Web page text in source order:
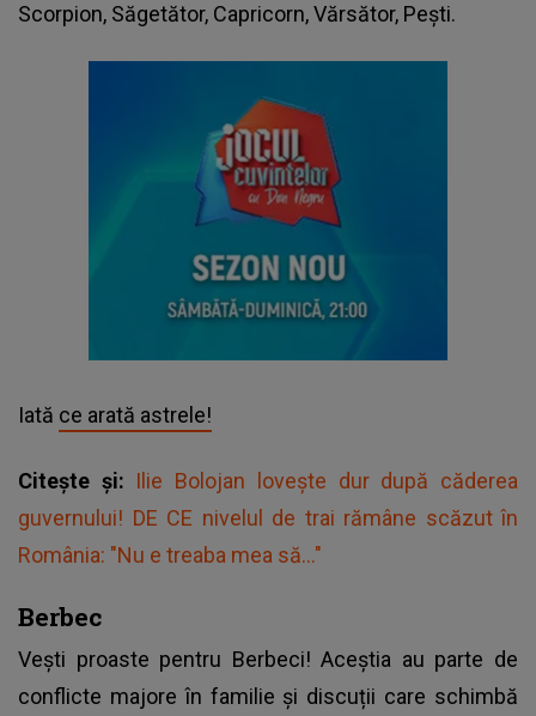
Scorpion, Săgetător, Capricorn, Vărsător, Pești.
Iată ce arată astrele!
Citește și: Ilie Bolojan lovește dur după căderea
guvernului! DE CE nivelul de trai rămâne scăzut în
România: "Nu e treaba mea să..."
Berbec
Vești proaste pentru Berbeci! Aceștia au parte de
conflicte majore în familie și discuții care schimbă